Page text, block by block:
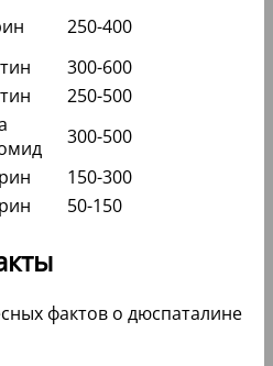
250-400
300-600
250-500
300-500
150-300
50-150
фактов о дюспаталине